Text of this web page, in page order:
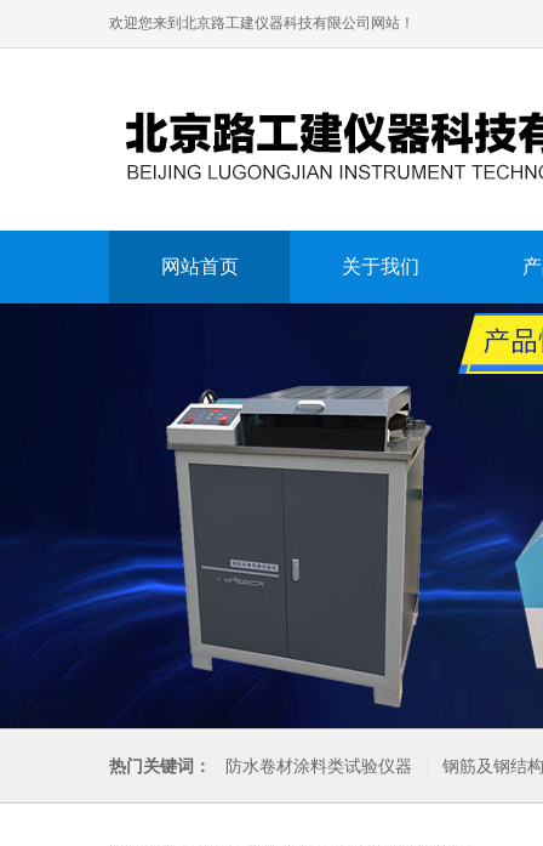
欢迎您来到北京路工建仪器科技有限公司网站！
网站首页 关于我们
热门关键词： 防水卷材涂料类试验仪器 钢筋及钢结